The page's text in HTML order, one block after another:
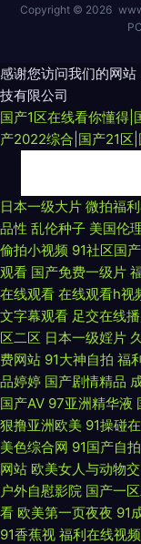
Copyright © 2026
感谢您访问我们的网
技有限公司
国产1区在线看你懂得
产2022综合|国产21
风情视频 国产黄站 女
乱视 国产精品久久伊人
av 精品人人搡人妻人
韩狼友网 最近更新 国
放 亚洲一级日韩一级 成
产区日 欧美在线精品αⅴ
日本一级大片 微拍福
品性 乱伦种子 美国伦
偷拍小视频 91社区国产
观看 国产免费一级片
在线观看 在线观看h视
文字幕观看 足交在线
区二区 日本一级婬片
费网站 91大神自拍 福
品婷婷 国产剧情精品
国产AV 97亚洲精华液
狠撸亚洲欧美 91操碰
美色综合网 91国产自
网站 欧美女人与动物交
户外自慰影院 国产一
看 欧美第一页夜夜 91
91香蕉视 福利在线视